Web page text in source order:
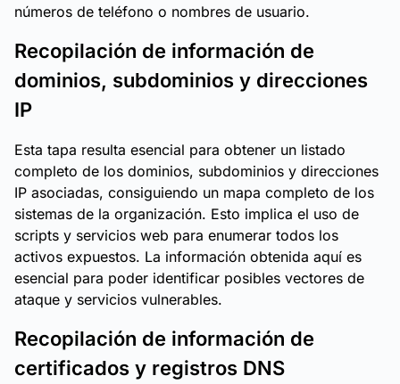
números de teléfono o nombres de usuario.
Recopilación de información de
dominios, subdominios y direcciones
IP
Esta tapa resulta esencial para obtener un listado
completo de los dominios, subdominios y direcciones
IP asociadas, consiguiendo un mapa completo de los
sistemas de la organización. Esto implica el uso de
scripts y servicios web para enumerar todos los
activos expuestos. La información obtenida aquí es
esencial para poder identificar posibles vectores de
ataque y servicios vulnerables.
Recopilación de información de
certificados y registros DNS